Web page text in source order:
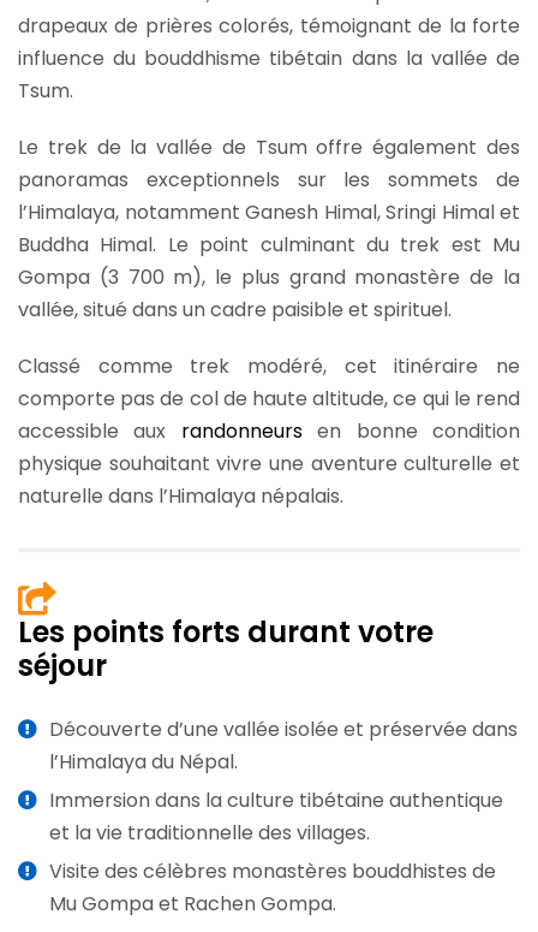
drapeaux de prières colorés, témoignant de la forte
influence du bouddhisme tibétain dans la vallée de
Tsum.
Le trek de la vallée de Tsum offre également des
panoramas exceptionnels sur les sommets de
l’Himalaya, notamment Ganesh Himal, Sringi Himal et
Buddha Himal. Le point culminant du trek est Mu
Gompa (3 700 m), le plus grand monastère de la
vallée, situé dans un cadre paisible et spirituel.
Classé comme trek modéré, cet itinéraire ne
comporte pas de col de haute altitude, ce qui le rend
accessible aux randonneursen bonne condition
physique souhaitant vivre une aventure culturelle et
naturelle dans l’Himalaya népalais.
Les points forts durant votre
séjour
Découverte d’une vallée isolée et préservée dans
l’Himalaya du Népal.
Immersion dans la culture tibétaine authentique
et la vie traditionnelle des villages.
Visite des célèbres monastères bouddhistes de
Mu Gompa et Rachen Gompa.